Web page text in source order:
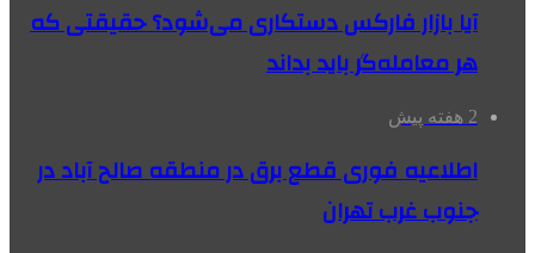
آیا بازار فارکس دستکاری می‌شود؟ حقیقتی که
هر معامله‌گر باید بداند
2 هفته پیش
اطلاعیه فوری قطع برق در منطقه صالح آباد در
جنوب غرب تهران